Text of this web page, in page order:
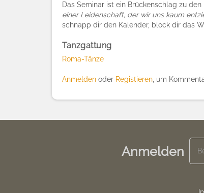
Das Seminar ist ein Brückenschlag zu
einer Leidenschaft, der wir uns kaum
schnapp dir den Kalender, block dir das
Tanzgattung
Roma-Tänze
Anmelden oder Registieren, um
Anmelden